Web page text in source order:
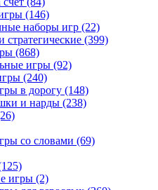
(146)
наборы игр (22)
стратегические (399)
(868)
игры (92)
(240)
в дорогу (148)
и нарды (238)
со словами (69)
игры (2)